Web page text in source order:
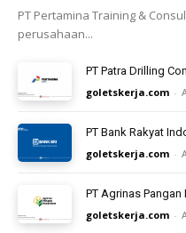
PT Pertamina Training &
perusahaan...
PT Patra Drilling
goletskerja.com -
PT Bank Rakyat
goletskerja.com -
PT Agrinas
goletskerja.com -